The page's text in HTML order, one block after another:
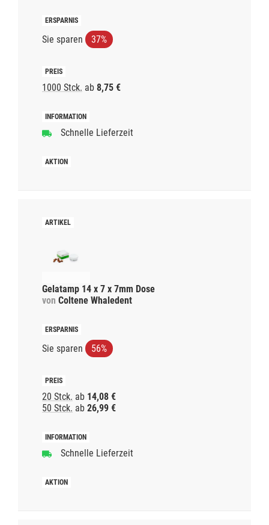
Sie sparen 37%
1000 Stck. ab 8,75 €
Schnelle Lieferzeit
Gelatamp 14 x 7 x 7mm Dose
von Coltene Whaledent
Sie sparen 56%
20 Stck. ab 14,08 €
50 Stck. ab 26,99 €
Schnelle Lieferzeit